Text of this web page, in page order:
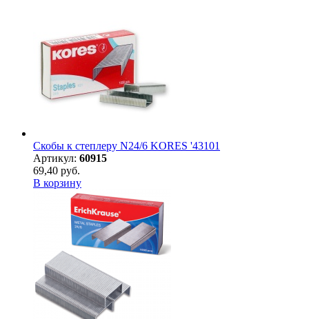
Скобы к степлеру N24/6 KORES '43101
Артикул: 60915
69,40 руб.
В корзину